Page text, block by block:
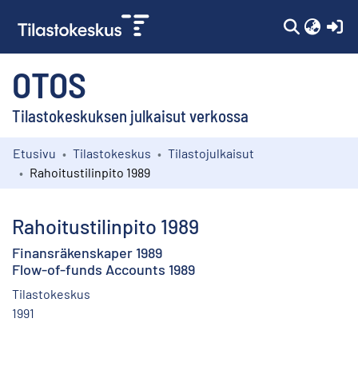
OTOS
Tilastokeskuksen julkaisut verkossa
Kokoelmat
Etusivu Tilastokeskus
Tilastojulkaisut
Rahoitustilinpito 1989
Rahoitustilinpito 1989
Finansräkenskaper 1989
Flow-of-funds Accounts 1989
Tilastokeskus
1991